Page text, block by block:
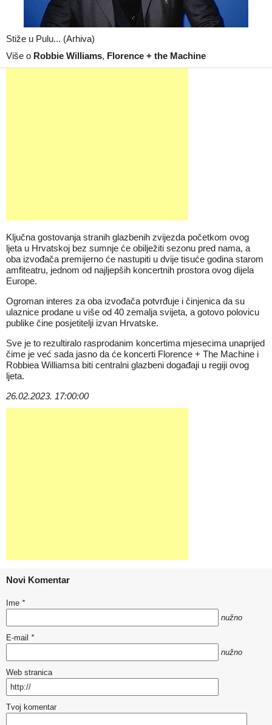
Stiže u Pulu... (Arhiva)
Više o Robbie Williams, Florence + the Machine
Ključna gostovanja stranih glazbenih zvijezda početkom ovog
ljeta u Hrvatskoj bez sumnje će obilježiti sezonu pred nama, a
oba izvođača premijerno će nastupiti u dvije tisuće godina starom
amfiteatru, jednom od najljepših koncertnih prostora ovog dijela
Europe.
Ogroman interes za oba izvođača potvrđuje i činjenica da su
ulaznice prodane u više od 40 zemalja svijeta, a gotovo polovicu
publike čine posjetitelji izvan Hrvatske.
Sve je to rezultiralo rasprodanim koncertima mjesecima unaprijed
čime je već sada jasno da će koncerti Florence + The Machine i
Robbiea Williamsa biti centralni glazbeni događaji u regiji ovog
ljeta.
26.02.2023. 17:00:00
Novi Komentar
Ime *
nužno
E-mail *
nužno
Web stranica
Tvoj komentar